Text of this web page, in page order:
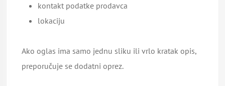
kontakt podatke prodavca
lokaciju
Ako oglas ima samo jednu sliku ili vrlo kratak opis,
preporučuje se dodatni oprez.